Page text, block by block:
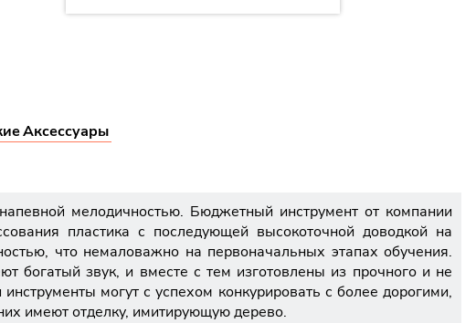
Аксессуары
мелодичностью. Бюджетный инструмент от компании
пластика с последующей высокоточной доводкой на
что немаловажно на первоначальных этапах обучения.
богатый звук, и вместе с тем изготовлены из прочного и не
могут с успехом конкурировать с более дорогими,
имеют отделку, имитирующую дерево.